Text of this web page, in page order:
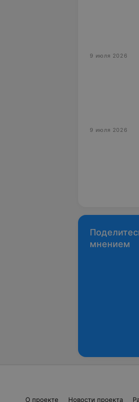
9 июля 2026
9 июля 2026
мнением
О проекте Новости проекта